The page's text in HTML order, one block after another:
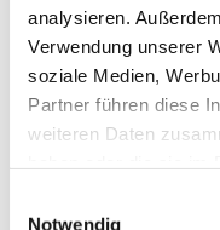
analysieren.
Verwendung unserer
soziale Medien,
Partner führen diese
weiteren Daten
Notwendig
Kniearthrose
altersbedingt, mit
Kniegelenks,
krankhafte
Symptome können